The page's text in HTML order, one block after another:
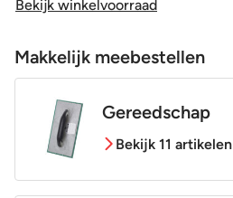
Bekijk winkelvoorraad
Makkelijk meebestellen
Gereedschap
Bekijk 11 artikelen